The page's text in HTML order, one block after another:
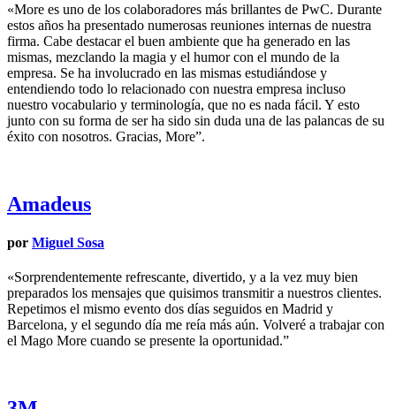
«More es uno de los colaboradores más brillantes de PwC. Durante
estos años ha presentado numerosas reuniones internas de nuestra
firma. Cabe destacar el buen ambiente que ha generado en las
mismas, mezclando la magia y el humor con el mundo de la
empresa. Se ha involucrado en las mismas estudiándose y
entendiendo todo lo relacionado con nuestra empresa incluso
nuestro vocabulario y terminología, que no es nada fácil. Y esto
junto con su forma de ser ha sido sin duda una de las palancas de su
éxito con nosotros. Gracias, More”.
Amadeus
por Miguel Sosa
«Sorprendentemente refrescante, divertido, y a la vez muy bien
preparados los mensajes que quisimos transmitir a nuestros clientes.
Repetimos el mismo evento dos días seguidos en Madrid y
Barcelona, y el segundo día me reía más aún. Volveré a trabajar con
el Mago More cuando se presente la oportunidad.”